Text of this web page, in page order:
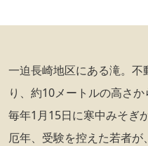
一迫長崎地区にある滝。
り、約10メートルの高さか
毎年1月15日に寒中みそぎ
厄年、受験を控えた若者